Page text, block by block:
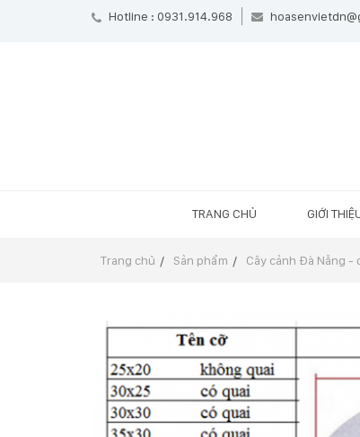
Hotline : 0931.914.968
TRANG CHỦ GIỚI
Trang chủ Sản phẩm Cây cảnh Đà Nẵng -